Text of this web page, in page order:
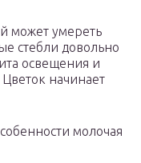
может умереть
стебли довольно
освещения и
Цветок начинает
молочая